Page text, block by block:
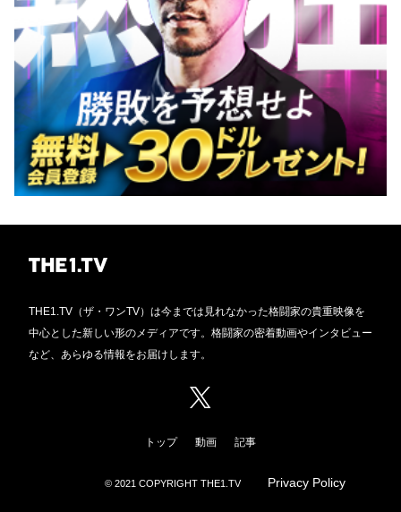
THE1.TV（ザ・ワンTV）は今までは見れなかった格闘家の貴重映像を
中心とした新しい形のメディアです。格闘家の密着動画やインタビュー
など、あらゆる情報をお届けします。
トップ 動画 記事
© 2021 COPYRIGHT THE1.TV Privacy Policy